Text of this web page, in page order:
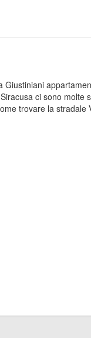
Giustiniani
ci sono molte
trovare la stradale